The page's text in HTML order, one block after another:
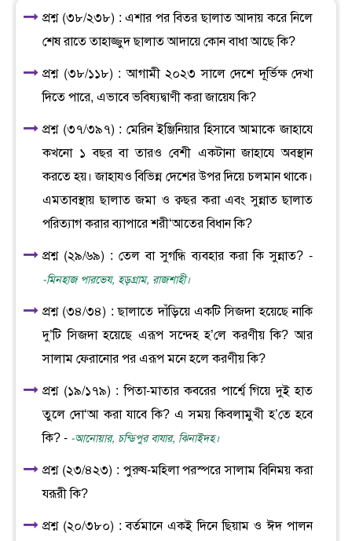
প্রশ্ন (৩৮/২৩৮) : এশার পর বিতর ছালাত আদায় করে নিলে
শেষ রাতে তাহাজ্জুদ ছালাত আদায়ে কোন বাধা আছে কি?
প্রশ্ন (৩৮/১১৮) : আগামী ২০২৩ সালে দেশে দূর্ভিক্ষ দেখা
দিতে পারে, এভাবে ভবিষ্যদ্বাণী করা জায়েয কি?
প্রশ্ন (৩৭/৩৯৭) : মেরিন ইঞ্জিনিয়ার হিসাবে আমাকে জাহাযে
কখনো ১ বছর বা তারও বেশী একটানা জাহাযে অবস্থান
করতে হয়। জাহাযও বিভিন্ন দেশের উপর দিয়ে চলমান থাকে।
এমতাবস্থায় ছালাত জমা ও ক্বছর করা এবং সুন্নাত ছালাত
পরিত্যাগ করার ব্যাপারে শরী‘আতের বিধান কি?
প্রশ্ন (২৯/৬৯) : তেল বা সুগন্ধি ব্যবহার করা কি সুন্নাত? -
-মিনহাজ পারভেয, হড়গ্রাম, রাজশাহী।
প্রশ্ন (৩৪/৩৪) : ছালাতে দাঁড়িয়ে একটি সিজদা হয়েছে নাকি
দু’টি সিজদা হয়েছে এরূপ সন্দেহ হ’লে করণীয় কি? আর
সালাম ফেরানোর পর এরূপ মনে হলে করণীয় কি?
প্রশ্ন (১৯/১৭৯) : পিতা-মাতার কবরের পার্শ্বে গিয়ে দুই হাত
তুলে দো‘আ করা যাবে কি? এ সময় কিবলামুখী হ’তে হবে
কি? - -আনোয়ার, চন্ডিপুর বাযার, ঝিনাইদহ।
প্রশ্ন (২৩/৪২৩) : পুরুষ-মহিলা পরস্পরে সালাম বিনিময় করা
যরূরী কি?
প্রশ্ন (২০/৩৮০) : বর্তমানে একই দিনে ছিয়াম ও ঈদ পালন